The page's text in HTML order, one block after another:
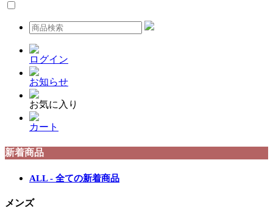
ログイン
お知らせ
お気に入り
カート
新着商品
ALL - 全ての新着商品
メンズ